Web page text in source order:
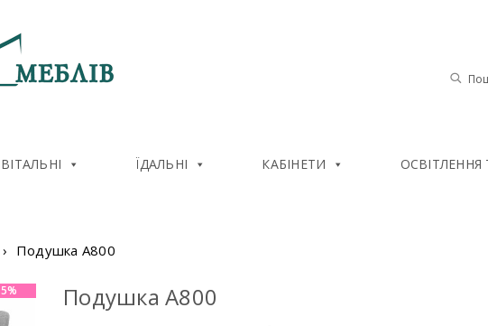
ВІТАЛЬНІ ЇДАЛЬНІ КАБІНЕТИ ОСВІТЛЕННЯ
› Подушка A800
5% Подушка A800